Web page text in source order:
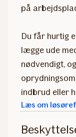
på
Du får hurtig
lægge ude
nødvendigt,
indbrud eller
Læs om